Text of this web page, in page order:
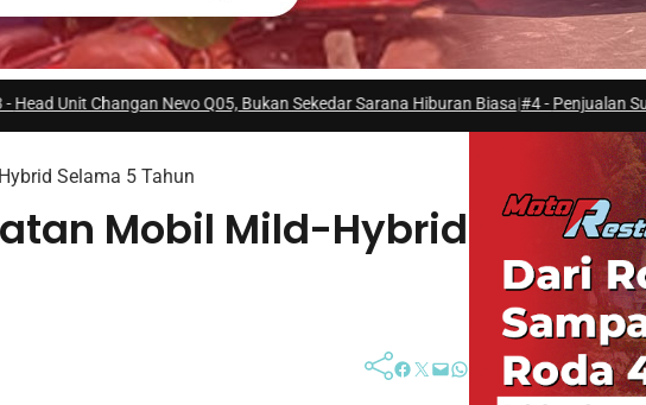
Bukan Sekedar Sarana Hiburan Biasa|#4 -Penjualan Suzuki New Carry Masih
Selama 5 Tahun
Mobil Mild-Hybrid
Facebook Twitter Mail WhatsApp